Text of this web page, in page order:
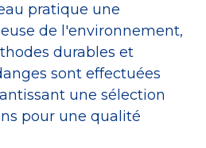
pratique une
de l'environnement,
durables et
sont effectuées
une sélection
pour une qualité